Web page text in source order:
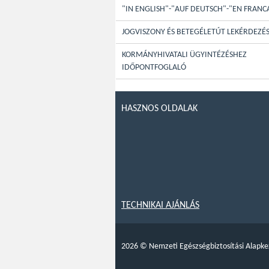
"IN ENGLISH"-"AUF DEUTSCH"-"EN
JOGVISZONY ÉS BETEGÉLETÚT
KORMÁNYHIVATALI ÜGYINTÉZÉSHEZ
IDŐPONTFOGLALÓ
HASZNOS OLDALAK
TECHNIKAI AJÁNLÁS
2026 © Nemzeti Egészségbiztosítási